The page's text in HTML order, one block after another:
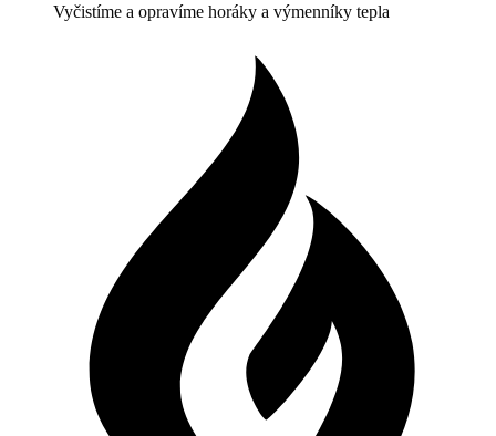
Vyčistíme a opravíme horáky a výmenníky tepla